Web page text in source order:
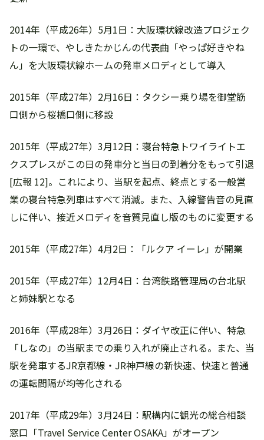
2014年（平成26年）5月1日：大阪環状線改造プロジェク
トの一環で、やしきたかじんの代表曲「やっぱ好きやね
ん」を大阪環状線ホームの発車メロディとして導入
2015年（平成27年）2月16日：タクシー乗り場を御堂筋
口側から桜橋口側に移設
2015年（平成27年）3月12日：寝台特急トワイライトエ
クスプレスがこの日の発車分と当日の到着分をもって引退
[広報 12]。これにより、当駅を起点、終点とする一般営
業の寝台特急列車はすべて消滅。また、入線警告音の見直
しに伴い、接近メロディを音質見直し版のものに変更する
2015年（平成27年）4月2日：「ルクア イーレ」が開業
2015年（平成27年）12月4日：台湾鉄路管理局の台北駅
と姉妹駅となる
2016年（平成28年）3月26日：ダイヤ改正に伴い、特急
「しなの」の当駅までの乗り入れが廃止される。また、当
駅を発車するJR京都線・JR神戸線の新快速、快速と普通
の運転間隔が均等化される
2017年（平成29年）3月24日：駅構内に観光の総合相談
窓口「Travel Service Center OSAKA」がオープン